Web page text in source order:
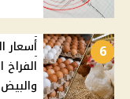
6
الفراخ
والبيض